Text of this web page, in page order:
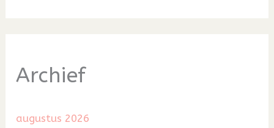
Archief
augustus 2026